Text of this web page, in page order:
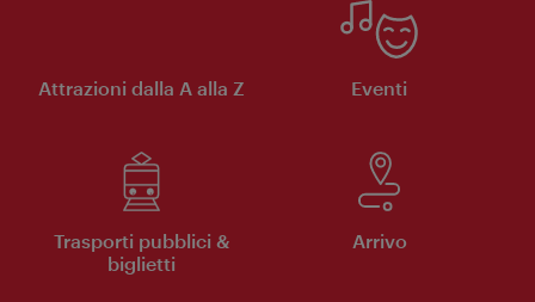
Attrazioni dalla A alla Z Eventi
Trasporti pubblici &
biglietti
Arrivo